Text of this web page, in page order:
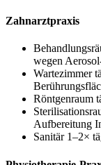
Zahnarztpraxis
wegen
Wartezimmer
Röntgenraum
Aufbereitung
Sanitär 1–2×